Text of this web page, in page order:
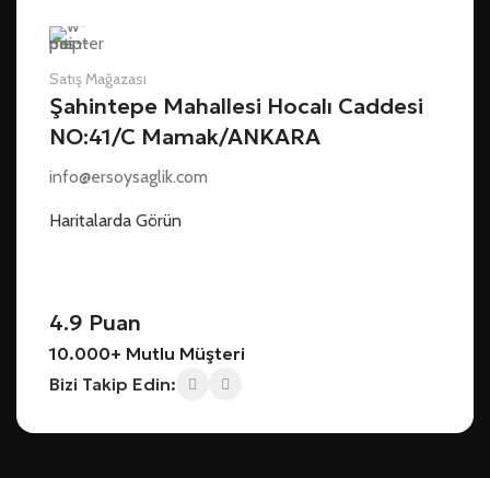
Satış Mağazası
Şahintepe Mahallesi Hocalı Caddesi
NO:41/C Mamak/ANKARA
info@ersoysaglik.com
Haritalarda Görün
4.9 Puan
10.000+ Mutlu Müşteri
Bizi Takip Edin: